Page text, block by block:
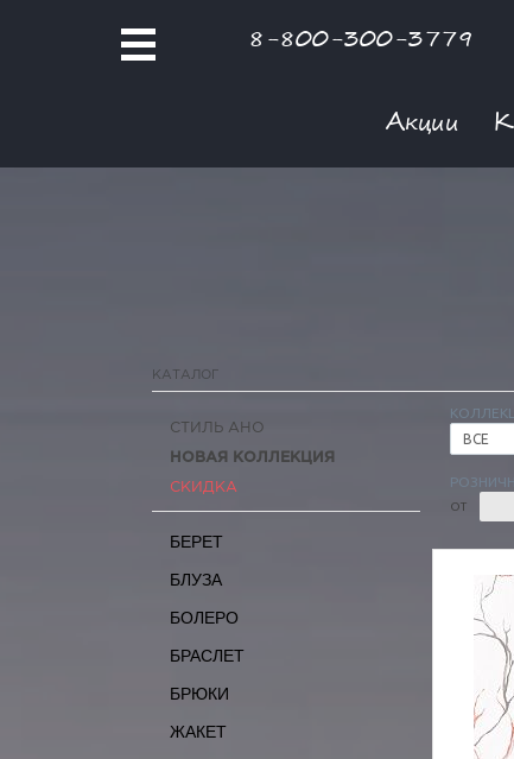
8-800-300-3779
Акции
КАТАЛОГ
ВСЕ
ОТ
СТИЛЬ АНО
НОВАЯ КОЛЛЕКЦИЯ
СКИДКА
БЕРЕТ
БЛУЗА
БОЛЕРО
БРАСЛЕТ
БРЮКИ
ЖАКЕТ